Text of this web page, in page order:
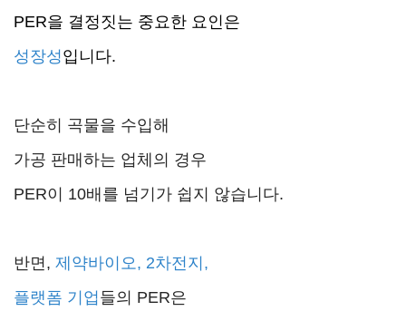
PER을 결정짓는 중요한 요인은
성장성입니다.
단순히 곡물을 수입해
가공 판매하는 업체의 경우
PER이 10배를 넘기가 쉽지 않습니다.
반면, 제약바이오, 2차전지,
플랫폼 기업 들의 PER은